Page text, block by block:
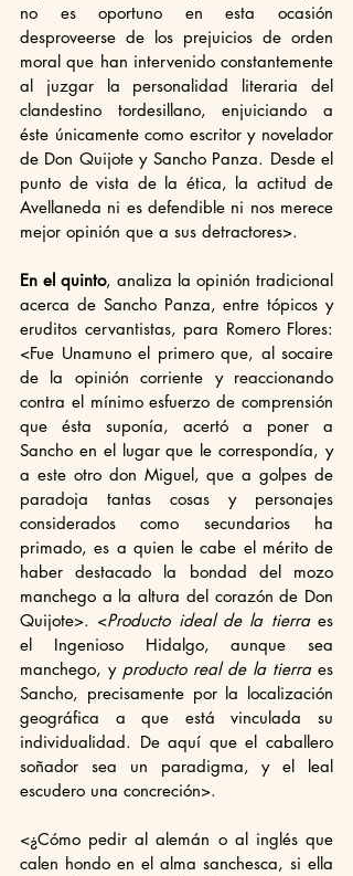
no es oportuno en esta ocasión
desproveerse de los prejuicios de orden
moral que han intervenido constantemente
al juzgar la personalidad literaria del
clandestino tordesillano, enjuiciando a
éste únicamente como escritor y novelador
de Don Quijote y Sancho Panza. Desde el
punto de vista de la ética, la actitud de
Avellaneda ni es defendible ni nos merece
mejor opinión que a sus detractores>.
En el quinto, analiza la opinión tradicional
acerca de Sancho Panza, entre tópicos y
eruditos cervantistas, para Romero Flores:
<Fue Unamuno el primero que, al socaire
de la opinión corriente y reaccionando
contra el mínimo esfuerzo de comprensión
que ésta suponía, acertó a poner a
Sancho en el lugar que le correspondía, y
a este otro don Miguel, que a golpes de
paradoja tantas cosas y personajes
considerados como secundarios ha
primado, es a quien le cabe el mérito de
haber destacado la bondad del mozo
manchego a la altura del corazón de Don
Quijote>. <Producto ideal de la tierra es
el Ingenioso Hidalgo, aunque sea
manchego, y producto real de la tierra es
Sancho, precisamente por la localización
geográfica a que está vinculada su
individualidad. De aquí que el caballero
soñador sea un paradigma, y el leal
escudero una concreción>.
<¿Cómo pedir al alemán o al inglés que
calen hondo en el alma sanchesca, si ella